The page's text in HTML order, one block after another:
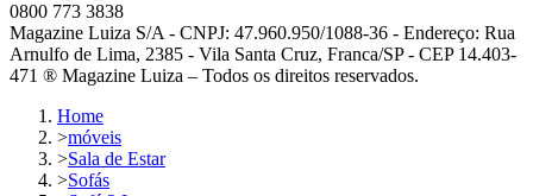
0800 773 3838
Magazine Luiza S/A - CNPJ: 47.960.950/1088-36 - Endereço: Rua
Arnulfo de Lima, 2385 - Vila Santa Cruz, Franca/SP - CEP 14.403-
471 ® Magazine Luiza – Todos os direitos reservados.
Home
>móveis
>Sala de Estar
>Sofás